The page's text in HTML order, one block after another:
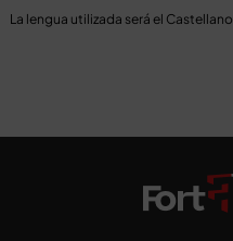
La lengua utilizada será el Castellano.